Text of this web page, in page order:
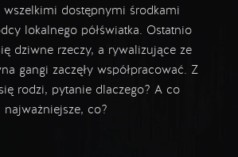
dostępnymi środkami
lokalnego półświatka. Ostatnio
dziwne rzeczy, a rywalizujące ze
gangi zaczęły współpracować. Z
rodzi, pytanie dlaczego? A co
najważniejsze, co?